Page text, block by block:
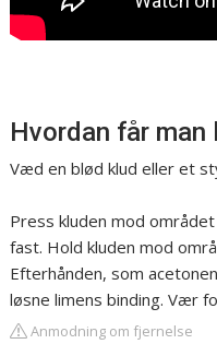
Hvordan får man
Væd en blød klud eller et
Press kluden mod
fast. Hold kluden mod
Efterhånden, som
løsne limens binding. Vær
Anmodning om fjernelse